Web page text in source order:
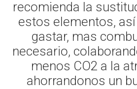
recomienda la
estos elementos,
gastar, mas
necesario,
menos CO2 a la
ahorrandonos un